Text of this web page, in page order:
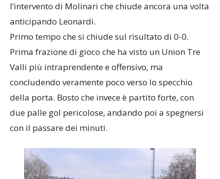
l’intervento di Molinari che chiude ancora una volta
anticipando Leonardi.
Primo tempo che si chiude sul risultato di 0-0.
Prima frazione di gioco che ha visto un Union Tre
Valli più intraprendente e offensivo, ma
concludendo veramente poco verso lo specchio
della porta. Bosto che invece è partito forte, con
due palle gol pericolose, andando poi a spegnersi
con il passare dei minuti.